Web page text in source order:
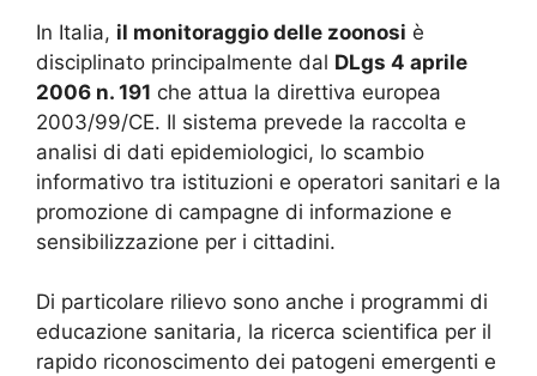
In Italia, il monitoraggio delle zoonosi è
disciplinato principalmente dal DLgs 4 aprile
2006 n. 191 che attua la direttiva europea
2003/99/CE. Il sistema prevede la raccolta e
analisi di dati epidemiologici, lo scambio
informativo tra istituzioni e operatori sanitari e la
promozione di campagne di informazione e
sensibilizzazione per i cittadini.
Di particolare rilievo sono anche i programmi di
educazione sanitaria, la ricerca scientifica per il
rapido riconoscimento dei patogeni emergenti e